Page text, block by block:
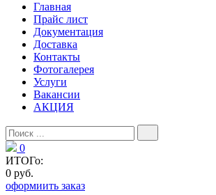
Главная
Прайс лист
Документация
Доставка
Контакты
Фотогалерея
Услуги
Вакансии
АКЦИЯ
0
ИТОГо:
0 руб.
оформиить заказ